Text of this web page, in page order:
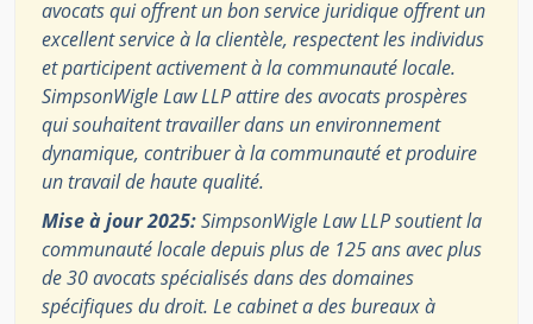
avocats qui offrent un bon service juridique offrent un
excellent service à la clientèle, respectent les individus
et participent activement à la communauté locale.
SimpsonWigle Law LLP attire des avocats prospères
qui souhaitent travailler dans un environnement
dynamique, contribuer à la communauté et produire
un travail de haute qualité.
Mise à jour 2025:SimpsonWigle Law LLP soutient la
communauté locale depuis plus de 125 ans avec plus
de 30 avocats spécialisés dans des domaines
spécifiques du droit. Le cabinet a des bureaux à